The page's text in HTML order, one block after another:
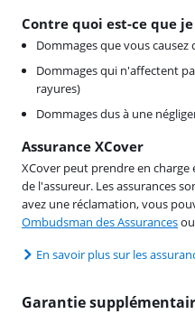
Contre quoi est-ce que je
Dommages que vous
Dommages qui n'affectent
rayures)
Dommages dus à une
Assurance XCover
XCover peut prendre en
de l'assureur. Les assurances
avez une réclamation, vous
Ombudsman des Assurances
En savoir plus sur les
Garantie